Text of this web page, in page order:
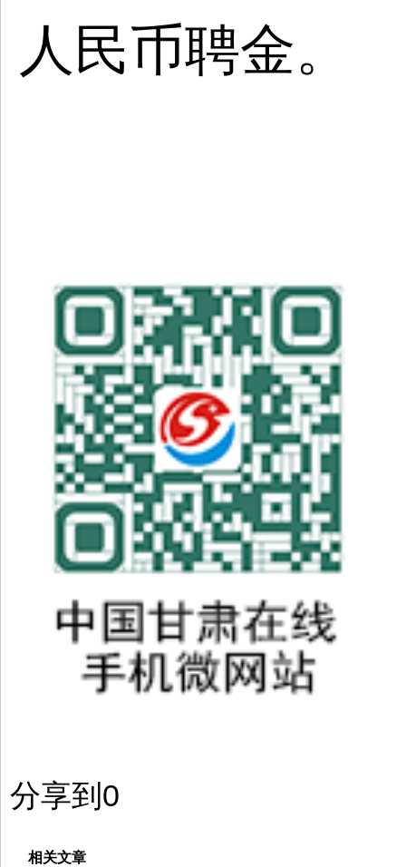
人民币聘金。
分享到0
相关文章